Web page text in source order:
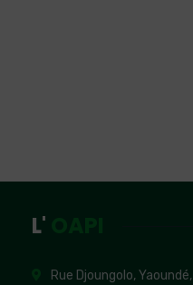
L'
Rue Djoungolo, Yaoundé,